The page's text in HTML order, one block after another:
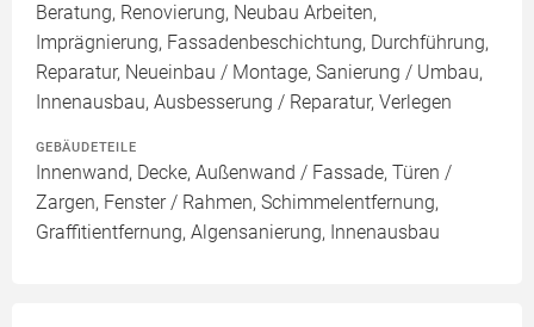
Beratung, Renovierung, Neubau Arbeiten,
Imprägnierung, Fassadenbeschichtung, Durchführung,
Reparatur, Neueinbau / Montage, Sanierung / Umbau,
Innenausbau, Ausbesserung / Reparatur, Verlegen
GEBÄUDETEILE
Innenwand, Decke, Außenwand / Fassade, Türen /
Zargen, Fenster / Rahmen, Schimmelentfernung,
Graffitientfernung, Algensanierung, Innenausbau